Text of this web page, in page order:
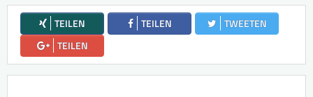
TEILEN TEILEN
TWEETEN
TEILEN